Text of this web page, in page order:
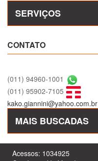
SERVIÇOS
CONTATO
(011) 94960-1001
(011) 95902-7105
kako.giannini@yahoo.com.br
MAIS BUSCADAS
Acessos: 1034925